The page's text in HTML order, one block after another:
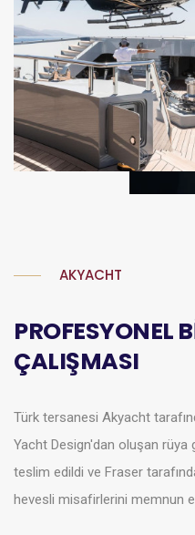
AKYACHT
PROFESYONEL
ÇALIŞMASI
Türk tersanesi Akyacht
Yacht Design'dan oluşan rüya
teslim edildi ve Fraser
hevesli misafirlerini memnun